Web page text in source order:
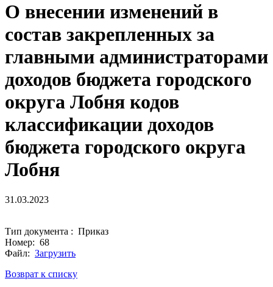
О внесении изменений в
состав закрепленных за
главными администраторами
доходов бюджета городского
округа Лобня кодов
классификации доходов
бюджета городского округа
Лобня
31.03.2023
Тип документа : Приказ
Номер: 68
Файл: Загрузить
Возврат к списку